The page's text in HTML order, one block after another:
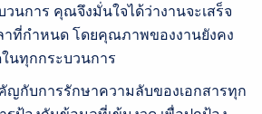
วนการ คุณจึงมั่นใจได้ว่างานจะเสร็จ
ที่กำหนด โดยคุณภาพของงานยังคง
นทุกกระบวนการ
ญกับการรักษาความลับของเอกสารทุก